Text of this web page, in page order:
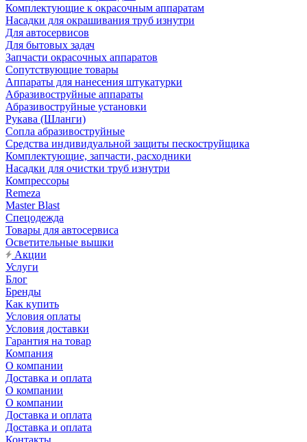
Комплектующие к окрасочным аппаратам
Насадки для окрашивания труб изнутри
Для автосервисов
Для бытовых задач
Запчасти окрасочных аппаратов
Сопутствующие товары
Аппараты для нанесения штукатурки
Aбразивоструйные аппараты
Абразивоструйные установки
Рукава (Шланги)
Сопла абразивоструйные
Средства индивидуальной защиты пескоструйщика
Комплектующие, запчасти, расходники
Насадки для очистки труб изнутри
Компрессоры
Remeza
Master Blast
Спецодежда
Товары для автосервиса
Осветительные вышки
Акции
Услуги
Блог
Бренды
Как купить
Условия оплаты
Условия доставки
Гарантия на товар
Компания
О компании
Доставка и оплата
О компании
О компании
Доставка и оплата
Доставка и оплата
Контакты